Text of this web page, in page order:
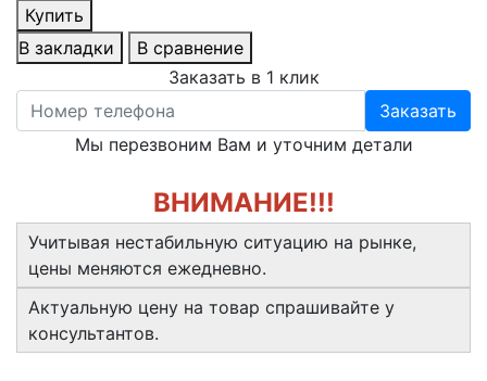
Купить
В закладки
В сравнение
Заказать в 1 клик
Заказать
Мы перезвоним Вам и уточним детали
ВНИМАНИЕ!!!
Учитывая нестабильную ситуацию на рынке,
цены меняются ежедневно.
Актуальную цену на товар спрашивайте у
консультантов.